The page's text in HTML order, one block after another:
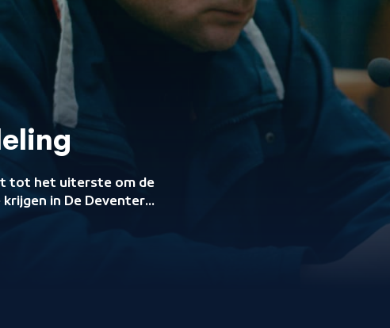
tot het uiterste om de
in De Deventer
ten onrechte
van een